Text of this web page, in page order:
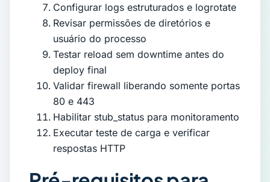
Configurar logs estruturados e logrotate
Revisar permissões de diretórios e
usuário do processo
Testar reload sem downtime antes do
deploy final
Validar firewall liberando somente portas
80 e 443
Habilitar stub_status para monitoramento
Executar teste de carga e verificar
respostas HTTP